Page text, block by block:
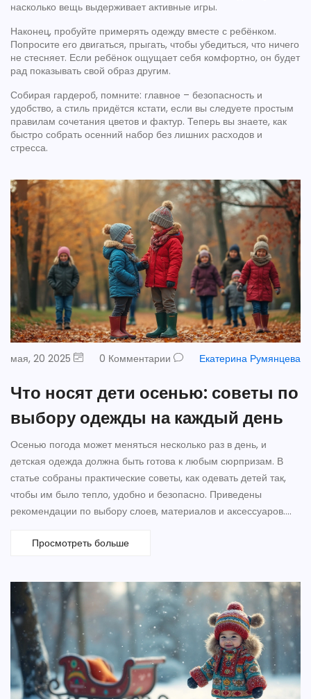
насколько вещь выдерживает активные игры.
Наконец, пробуйте примерять одежду вместе с ребёнком.
Попросите его двигаться, прыгать, чтобы убедиться, что ничего
не стесняет. Если ребёнок ощущает себя комфортно, он будет
рад показывать свой образ другим.
Собирая гардероб, помните: главное – безопасность и
удобство, а стиль придётся кстати, если вы следуете простым
правилам сочетания цветов и фактур. Теперь вы знаете, как
быстро собрать осенний набор без лишних расходов и
стресса.
мая, 20 2025 0 Комментарии Екатерина Румянцева
Что носят дети осенью: советы по
выбору одежды на каждый день
Осенью погода может меняться несколько раз в день, и
детская одежда должна быть готова к любым сюрпризам. В
статье собраны практические советы, как одевать детей так,
чтобы им было тепло, удобно и безопасно. Приведены
рекомендации по выбору слоев, материалов и аксессуаров.
и школы. Всё — простым языком, из личного опыта.
Просмотреть больше